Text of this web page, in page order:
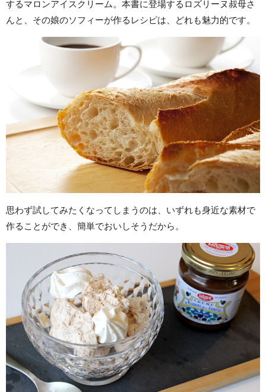
するマロンアイスクリーム。本書に登場するロズリーヌ叔母さ
んと、その娘のソフィーが作るレシピは、どれも魅力的です。
思わず試してみたくなってしまうのは、いずれも身近な素材で
作ることができ、簡単でおいしそうだから。